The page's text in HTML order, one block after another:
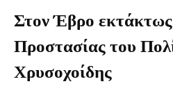
Στον Έβρο
Προστασίας του
Χρυσοχοίδης